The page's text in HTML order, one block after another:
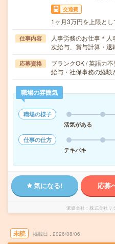
交通費
1ヶ月3万円を上限と
仕事内容
人事労務のお仕事＊
次給与、賞与計算・
応募資格
ブランクOK / 英語力不
給与・社保事務の経験
職場の雰囲気
職場の様子
活気がある
仕事の仕方
テキパキ
気になる! 応募
派遣会社 株式会社リ
未読 掲載日 2026/08/06